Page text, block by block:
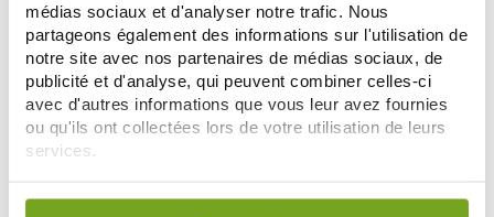
médias sociaux et d'analyser notre trafic. Nous
partageons également des informations sur l'utilisation de
notre site avec nos partenaires de médias sociaux, de
publicité et d'analyse, qui peuvent combiner celles-ci
avec d'autres informations que vous leur avez fournies
ou qu'ils ont collectées lors de votre utilisation de leurs
services.
Votre choix de consentement est conservé pendant une
COOPER
HYALUGEL ADO GEL BUCCAL
20ML
9,17 €
8,25 €
AÑADIR A LA CESTA
GUM
GUM AFTA CLEAR 120 ML
6,99 €
AÑADIR A LA CESTA